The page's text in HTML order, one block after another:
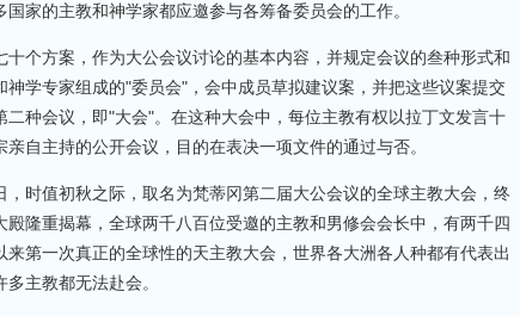
家的主教和神学家都应邀参与各筹备委员会的工作。
十个方案，作为大公会议讨论的基本内容，并规定会议的叁种形式和
神学专家组成的"委员会"，会中成员草拟建议案，并把这些议案提交
二种会议，即"大会"。在这种大会中，每位主教有权以拉丁文发言十
自主持的公开会议，目的在表决一项文件的通过与否。
，时值初秋之际，取名为梵蒂冈第二届大公会议的全球主教大会，终
殿隆重揭幕，全球两千八百位受邀的主教和男修会会长中，有两千四
来第一次真正的全球性的天主教大会，世界各大洲各人种都有代表出
主教都无法赴会。